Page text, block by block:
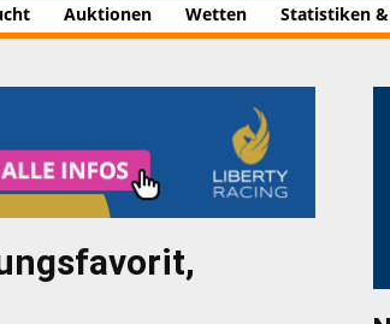
Auktionen Wetten Statistiken